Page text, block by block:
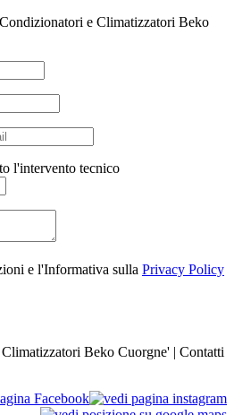
e Climatizzatori Beko
l'intervento tecnico
e l'Informativa sulla Privacy Policy
Beko Cuorgne' | Contatti